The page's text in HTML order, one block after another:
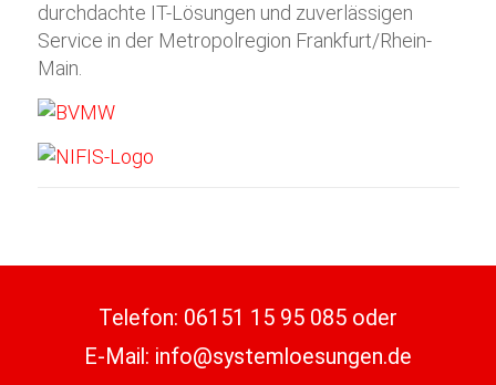
durchdachte IT-Lösungen und zuverlässigen
Service in der Metropolregion Frankfurt/Rhein-
Main.
Telefon: 06151 15 95 085 oder
E-Mail: info@systemloesungen.de